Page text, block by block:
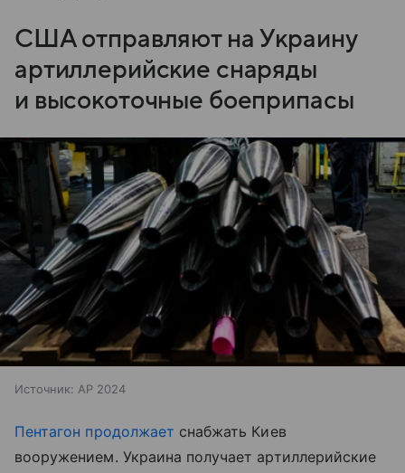
США отправляют на Украину
артиллерийские снаряды
и высокоточные боеприпасы
Источник: AP 2024
Пентагон продолжает снабжать Киев
вооружением. Украина получает артиллерийские